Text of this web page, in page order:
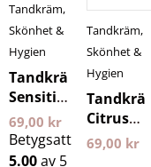
Tandkräm,
Skönhet &
Hygien
Tandkräm
Sensitive
100
gram
Biomed
69,00 kr
Betygsatt
5.00av 5
Tandkräm,
Skönhet &
Hygien
Tandkräm
Citrus
Fresh
69,00 kr